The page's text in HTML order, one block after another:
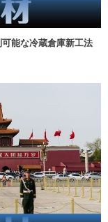
可能な冷蔵倉庫新工法